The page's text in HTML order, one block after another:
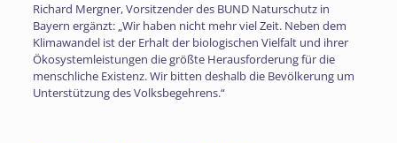
Richard Mergner, Vorsitzender des BUND Naturschutz in
Bayern ergänzt: „Wir haben nicht mehr viel Zeit. Neben dem
Klimawandel ist der Erhalt der biologischen Vielfalt und ihrer
Ökosystemleistungen die größte Herausforderung für die
menschliche Existenz. Wir bitten deshalb die Bevölkerung um
Unterstützung des Volksbegehrens.“